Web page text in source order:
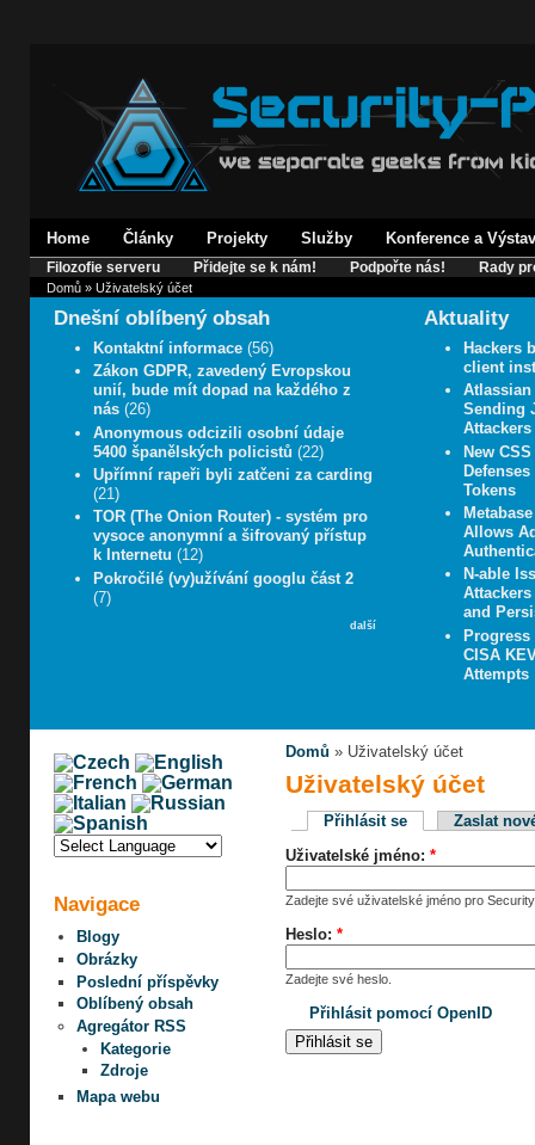
Home Články Projekty Služby Konference a
Filozofie serveru Přidejte se k nám! Podpořte nás! Rady
Domů» Uživatelský účet
Dnešní oblíbený obsah
Kontaktní informace (56)
Zákon GDPR, zavedený Evropskou
unií, bude mít dopad na každého z
nás (26)
Anonymous odcizili osobní údaje
5400 španělských policistů (22)
Upřímní rapeři byli zatčeni za carding
(21)
TOR (The Onion Router) - systém pro
vysoce anonymní a šifrovaný přístup
k Internetu (12)
Pokročilé (vy)užívání googlu část 2
(7)
další
Aktuality
Hackers
client
Atlassian
Sending
Attackers
New
Tokens
Allows
N-able
Attackers
and
Progress
CISA
Attempts
Navigace
Blogy
Obrázky
Poslední příspěvky
Oblíbený obsah
Agregátor RSS
Kategorie
Zdroje
Mapa webu
Domů » Uživatelský účet
Uživatelský účet
Přihlásit se
Zaslat
Uživatelské jméno: *
Zadejte své uživatelské jméno pro
Heslo: *
Zadejte své heslo.
Přihlásit pomocí OpenID